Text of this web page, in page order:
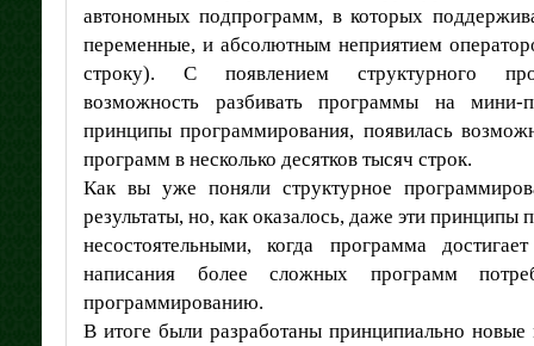
автономных подпрограмм, в которых
переменные, и абсолютным неприятием
строку). С появлением структурного
возможность разбивать программы на
принципы программирования, появилась
программ в несколько десятков тысяч строк.
Как вы уже поняли структурное
результаты, но, как оказалось, даже эти принципы
несостоятельными, когда программа
написания более сложных программ
программированию.
В итоге были разработаны принципиально